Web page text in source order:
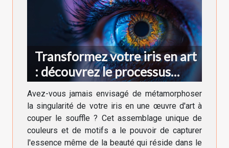
Transformez votre iris en art
: découvrez le processus
créatif
Avez-vous jamais envisagé de métamorphoser
la singularité de votre iris en une œuvre d'art à
couper le souffle ? Cet assemblage unique de
couleurs et de motifs a le pouvoir de capturer
l'essence même de la beauté qui réside dans le